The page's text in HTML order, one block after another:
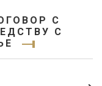
С
С